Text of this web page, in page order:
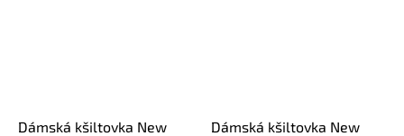
Dámská kšiltovka New
Dámská kšiltovka New